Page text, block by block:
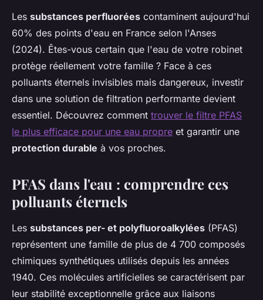
Les substances perfluorées contaminent aujourd'hui
60% des points d'eau en France selon l'Anses
(2024). Êtes-vous certain que l'eau de votre robinet
protège réellement votre famille ? Face à ces
polluants éternels invisibles mais dangereux, investir
dans une solution de filtration performante devient
essentiel. Découvrez comment trouver le filtre PFAS
le plus efficace pour une eau propre et garantir une
protection durable à vos proches.
PFAS dans l'eau : comprendre ces
polluants éternels
Les substances per- et polyfluoroalkylées (PFAS)
représentent une famille de plus de 4 700 composés
chimiques synthétiques utilisés depuis les années
1940. Ces molécules artificielles se caractérisent par
leur stabilité exceptionnelle grâce aux liaisons